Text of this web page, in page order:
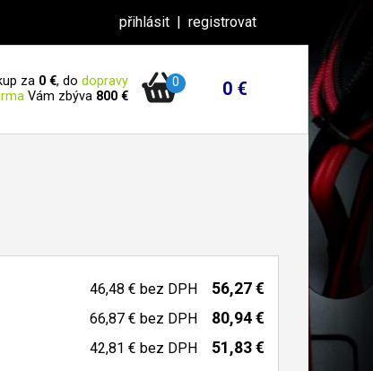
přihlásit | registrovat
za 0 €, do dopravy
Vám zbýva 800 €
0 0 €
46,48 € bez DPH 56,27 €
66,87 € bez DPH 80,94 €
42,81 € bez DPH 51,83 €